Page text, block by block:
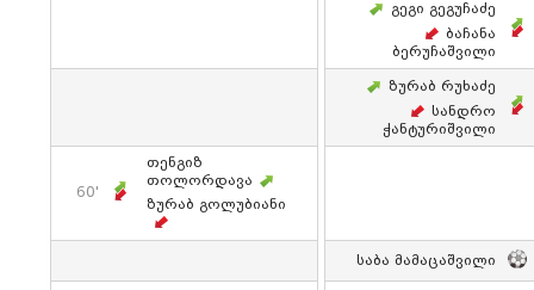
Გეგი Გეგუჩაძე
Ბაჩანა
Ბერუჩაშვილი
Ზურაბ Რუხაძე
Სანდრო
Ჭანტურიშვილი
60'
Თენგიზ
Თოლორდავა
Ზურაბ Გოლუბიანი
Საბა Მამაცაშვილი